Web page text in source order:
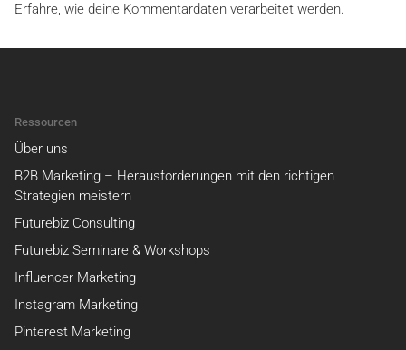
Erfahre, wie deine Kommentardaten verarbeitet werden.
Ressourcen
Über uns
B2B Marketing – Herausforderungen mit den richtigen
Strategien meistern
Futurebiz Consulting
Futurebiz Seminare & Workshops
Influencer Marketing
Instagram Marketing
Pinterest Marketing